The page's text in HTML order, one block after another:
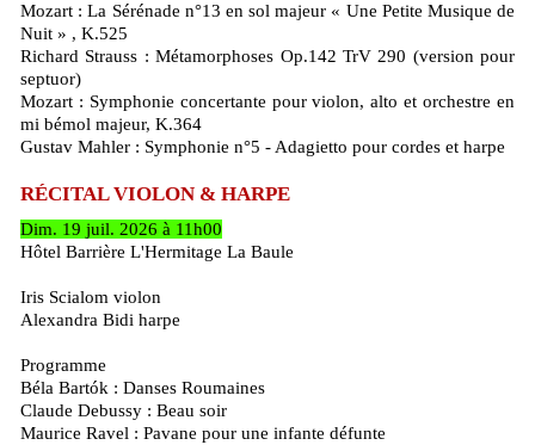
Mozart : La Sérénade n°13 en sol majeur « Une Petite Musique de
Nuit » , K.525
Richard Strauss : Métamorphoses Op.142 TrV 290 (version pour
septuor)
Mozart : Symphonie concertante pour violon, alto et orchestre en
mi bémol majeur, K.364
Gustav Mahler : Symphonie n°5 - Adagietto pour cordes et harpe
RÉCITAL VIOLON & HARPE
Dim. 19 juil. 2026 à 11h00
Hôtel Barrière L'Hermitage La Baule
Iris Scialom violon
Alexandra Bidi harpe
Programme
Béla Bartók : Danses Roumaines
Claude Debussy : Beau soir
Maurice Ravel : Pavane pour une infante défunte